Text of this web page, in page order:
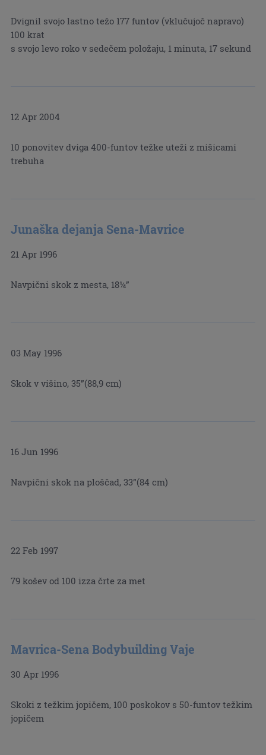
Dvignil svojo lastno težo 177 funtov (vklučujoč napravo)
100 krat
s svojo levo roko v sedečem položaju, 1 minuta, 17 sekund
12 Apr 2004
10 ponovitev dviga 400-funtov težke uteži z mišicami
trebuha
Junaška dejanja Sena-Mavrice
21 Apr 1996
Navpični skok z mesta, 18¼”
03 May 1996
Skok v višino, 35”(88,9 cm)
16 Jun 1996
Navpični skok na ploščad, 33”(84 cm)
22 Feb 1997
79 košev od 100 izza črte za met
Mavrica-Sena Bodybuilding Vaje
30 Apr 1996
Skoki z težkim jopičem, 100 poskokov s 50-funtov težkim
jopičem